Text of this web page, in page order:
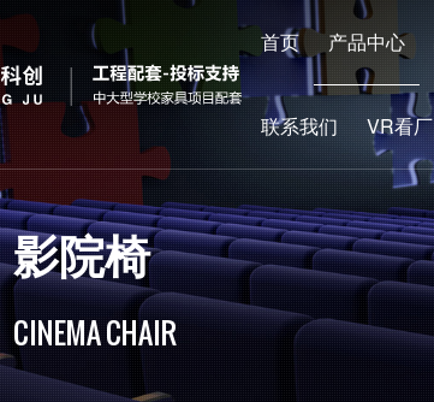
首页 产品中心
联系我们 VR看厂
影院椅
CINEMA CHAIR